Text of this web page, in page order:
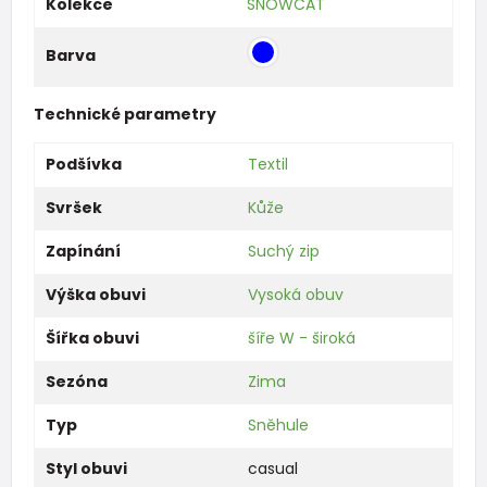
Barva
Technické parametry
Podšívka
Textil
Svršek
Kůže
Zapínání
Suchý zip
Výška obuvi
Vysoká obuv
Šířka obuvi
šíře W - široká
Sezóna
Zima
Typ
Sněhule
Styl obuvi
casual